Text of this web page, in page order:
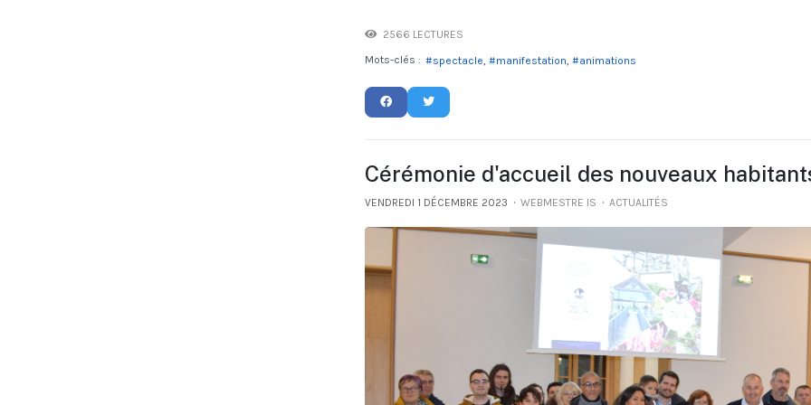
2566 LECTURES
Mots-clés :
spectacle manifestation animations
Cérémonie d'accueil des nouveaux
VENDREDI 1 DÉCEMBRE 2023 WEBMESTRE IS ACTUALITÉS